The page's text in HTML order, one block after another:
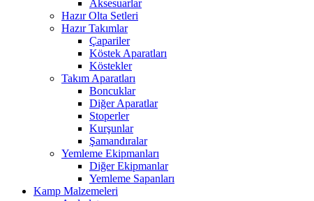
Aksesuarlar
Hazır Olta Setleri
Hazır Takımlar
Çapariler
Köstek Aparatları
Köstekler
Takım Aparatları
Boncuklar
Diğer Aparatlar
Stoperler
Kurşunlar
Şamandıralar
Yemleme Ekipmanları
Diğer Ekipmanlar
Yemleme Sapanları
Kamp Malzemeleri